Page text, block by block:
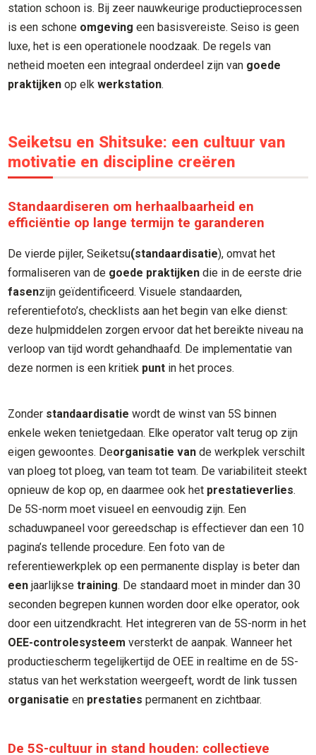
station schoon is. Bij zeer nauwkeurige productieprocessen
is een schone omgeving een basisvereiste. Seiso is geen
luxe, het is een operationele noodzaak. De regels van
netheid moeten een integraal onderdeel zijn van goede
praktijken op elkwerkstation.
Seiketsu en Shitsuke: een cultuur van
motivatie en discipline creëren
Standaardiseren om herhaalbaarheid en
efficiëntie op lange termijn te garanderen
De vierde pijler, Seiketsu(standaardisatie), omvat het
formaliseren van de goede praktijken die in de eerste drie
fasenzijn geïdentificeerd. Visuele standaarden,
referentiefoto’s, checklists aan het begin van elke dienst:
deze hulpmiddelen zorgen ervoor dat het bereikte niveau na
verloop van tijd wordt gehandhaafd. De implementatie van
deze normen is een kritiek punt in het proces.
Zonder standaardisatie wordt de winst van 5S binnen
enkele weken tenietgedaan. Elke operator valt terug op zijn
eigen gewoontes. Deorganisatie van de werkplek verschilt
van ploeg tot ploeg, van team tot team. De variabiliteit steekt
opnieuw de kop op, en daarmee ook het prestatieverlies.
De 5S-norm moet visueel en eenvoudig zijn. Een
schaduwpaneel voor gereedschap is effectiever dan een 10
pagina’s tellende procedure. Een foto van de
referentiewerkplek op een permanente display is beter dan
een jaarlijksetraining. De standaard moet in minder dan 30
seconden begrepen kunnen worden door elke operator, ook
door een uitzendkracht. Het integreren van de 5S-norm in het
OEE-controlesysteem versterkt de aanpak. Wanneer het
productiescherm tegelijkertijd de OEE in realtime en de 5S-
status van het werkstation weergeeft, wordt de link tussen
organisatie en prestaties permanent en zichtbaar.
De 5S-cultuur in stand houden: collectieve